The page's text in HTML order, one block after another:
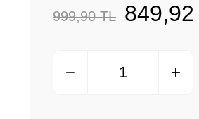
999,90 TL 849,92